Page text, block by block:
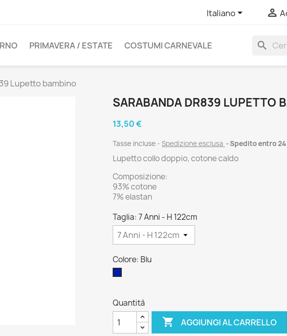
Italiano 
PRIMAVERA / ESTATE COSTUMI CARNEVALE search
Lupetto bambino
SARABANDA DR839 LUPETTO
13,50 €
Tasse incluse Spedizione esclusa Spedito entro
Lupetto collo doppio, cotone caldo
Composizione:
93% cotone
7% elastan
Taglia: 7 Anni - H 122cm
Colore: Blu
Quantità
 AGGIUNGI AL CARRELLO